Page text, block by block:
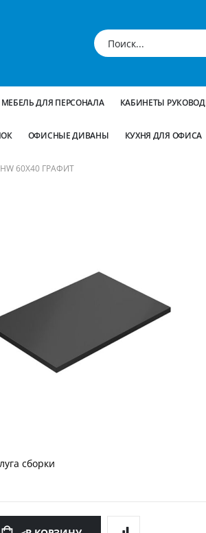
ДЛЯ ПЕРСОНАЛА КАБИНЕТЫ
ОФИСНЫЕ ДИВАНЫ КУХНЯ ДЛЯ ОФИСА
60Х40 ГРАФИТ
сборки